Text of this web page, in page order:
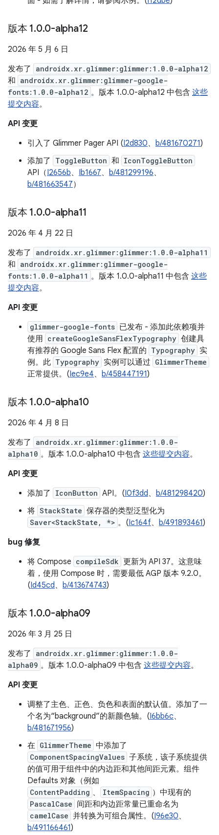
版本 1.0.0-alpha12
2026 年 5 月 6 日
发布了
androidx.xr.glimmer:glimmer:1.0.0-alpha12
和 androidx.xr.glimmer:glimmer-google-
fonts:1.0.0-alpha12 。版本 1.0.0-alpha12 中包含 这些
提交内容。
API 变更
引入了 Glimmer Pager API (I2d830、 b/481670271)
添加了
ToggleButton 和 IconToggleButton
API（I2656b、 Ib1667、 b/481299196、
b/481663547）
版本 1.0.0-alpha11
2026 年 4 月 22 日
发布了
androidx.xr.glimmer:glimmer:1.0.0-alpha11
和 androidx.xr.glimmer:glimmer-google-
fonts:1.0.0-alpha11 。版本 1.0.0-alpha11 中包含 这些
提交内容。
API 变更
glimmer-google-fonts 已发布 - 添加此依赖项并
使用 createGoogleSansFlexTypography 创建具
有推荐的 Google Sans Flex 配置的 Typography 实
例。此 Typography 实例可以通过 GlimmerTheme
正常提供。(Iec9e4、 b/458447191)
版本 1.0.0-alpha10
2026 年 4 月 8 日
发布了
androidx.xr.glimmer:glimmer:1.0.0-
alpha10 。版本 1.0.0-alpha10 中包含 这些提交内容。
API 变更
添加了
IconButton API。(I0f3dd、 b/481298420)
将 StackState 保存器的类型泛型化为
Saver<StackState, *> 。(Ic164f、 b/491893461)
bug 修复
将 Compose compileSdk 更新为 API 37。这意味
着，使用 Compose 时，需要最低 AGP 版本 9.2.0。
(Id45cd、 b/413674743)
版本 1.0.0-alpha09
2026 年 3 月 25 日
发布了
androidx.xr.glimmer:glimmer:1.0.0-
alpha09 。版本 1.0.0-alpha09 中包含 这些提交内容。
API 变更
调整了主色、正色、负色和表面的默认值。添加了一
个名为“background”的新颜色轴。(I6bb6c、
b/481671956)
在 GlimmerTheme 中添加了
ComponentSpacingValues 子系统，该子系统提供
的值可用于组件中的内边距和其他间距元素。组件
Defaults 对象（例如
ContentPadding 、 ItemSpacing ）中现有的
PascalCase 间距和内边距常量已重命名为
camelCase 并转换为可组合属性。(I96e30、
b/491166461)